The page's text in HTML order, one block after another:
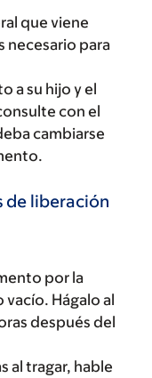
que viene
necesario para
a su hijo y el
con el
cambiarse
de liberación
por la
vacío. Hágalo al
después del
al tragar, hable